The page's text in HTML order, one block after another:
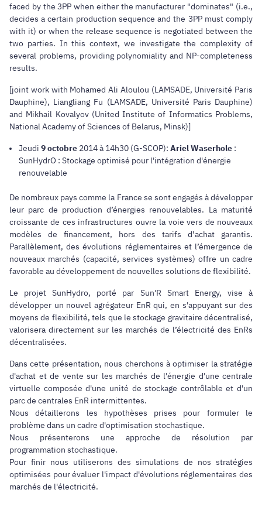
faced by the 3PP when either the manufacturer "dominates" (i.e.,
decides a certain production sequence and the 3PP must comply
with it) or when the release sequence is negotiated between the
two parties. In this context, we investigate the complexity of
several problems, providing polynomiality and NP-completeness
results.
[joint work with Mohamed Ali Aloulou (LAMSADE, Université Paris
Dauphine), Liangliang Fu (LAMSADE, Université Paris Dauphine)
and Mikhail Kovalyov (United Institute of Informatics Problems,
National Academy of Sciences of Belarus, Minsk)]
Jeudi 9 octobre 2014 à 14h30 (G-SCOP): Ariel Waserhole :
SunHydrO : Stockage optimisé pour l'intégration d'énergie
renouvelable
De nombreux pays comme la France se sont engagés à développer
leur parc de production d’énergies renouvelables. La maturité
croissante de ces infrastructures ouvre la voie vers de nouveaux
modèles de financement, hors des tarifs d’achat garantis.
Parallèlement, des évolutions réglementaires et l’émergence de
nouveaux marchés (capacité, services systèmes) offre un cadre
favorable au développement de nouvelles solutions de flexibilité.
Le projet SunHydro, porté par Sun'R Smart Energy, vise à
développer un nouvel agrégateur EnR qui, en s'appuyant sur des
moyens de flexibilité, tels que le stockage gravitaire décentralisé,
valorisera directement sur les marchés de l’électricité des EnRs
décentralisées.
Dans cette présentation, nous cherchons à optimiser la stratégie
d'achat et de vente sur les marchés de l'énergie d'une centrale
virtuelle composée d'une unité de stockage contrôlable et d'un
parc de centrales EnR intermittentes.
Nous détaillerons les hypothèses prises pour formuler le
problème dans un cadre d'optimisation stochastique.
Nous présenterons une approche de résolution par
programmation stochastique.
Pour finir nous utiliserons des simulations de nos stratégies
optimisées pour évaluer l'impact d'évolutions réglementaires des
marchés de l'électricité.